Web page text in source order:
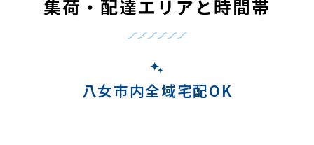
集荷・配達エリアと時間帯
八女市内全域宅配OK